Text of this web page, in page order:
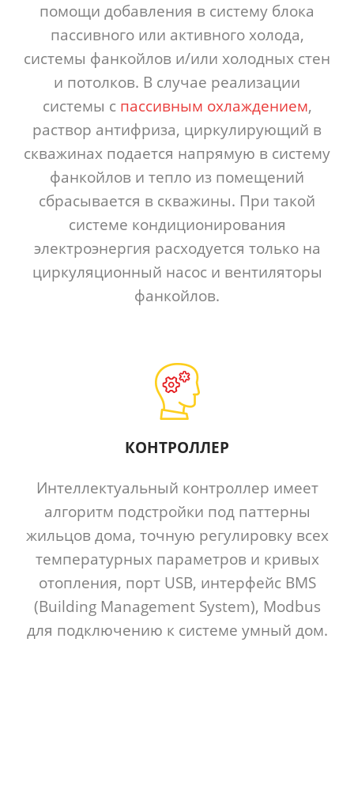
помощи добавления в систему блока
пассивного или активного холода,
системы фанкойлов и/или холодных стен
и потолков. В случае реализации
системы с пассивным охлаждением,
раствор антифриза, циркулирующий в
скважинах подается напрямую в систему
фанкойлов и тепло из помещений
сбрасывается в скважины. При такой
системе кондиционирования
электроэнергия расходуется только на
циркуляционный насос и вентиляторы
фанкойлов.
КОНТРОЛЛЕР
Интеллектуальный контроллер имеет
алгоритм подстройки под паттерны
жильцов дома, точную регулировку всех
температурных параметров и кривых
отопления, порт USB, интерфейс BMS
(Building Management System), Modbus
для подключению к системе умный дом.